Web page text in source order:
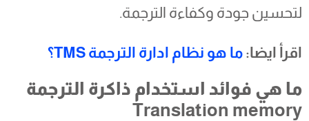
لتحسين جودة وكفاءة الترجمة.
اقرأ ايضا:ما هو نظام ادارة الترجمة TMS؟
ما هي فوائد استخدام ذاكرة الترجمة
Translation memory